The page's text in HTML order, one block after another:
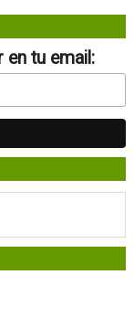
en tu email: